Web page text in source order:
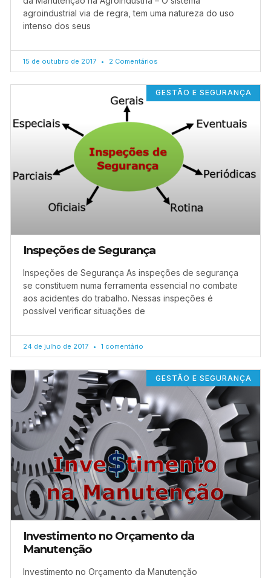
agroindustrial via de regra, tem uma natureza do uso
intenso dos seus
15 de outubro de 2017 2 Comentários
GESTÃO E SEGURANÇA
Inspeções de Segurança
Inspeções de Segurança As inspeções de segurança
se constituem numa ferramenta essencial no combate
aos acidentes do trabalho. Nessas inspeções é
possível verificar situações de
24 de julho de 2017 1 comentário
GESTÃO E SEGURANÇA
Investimento no Orçamento da
Manutenção
Investimento no Orçamento da Manutenção